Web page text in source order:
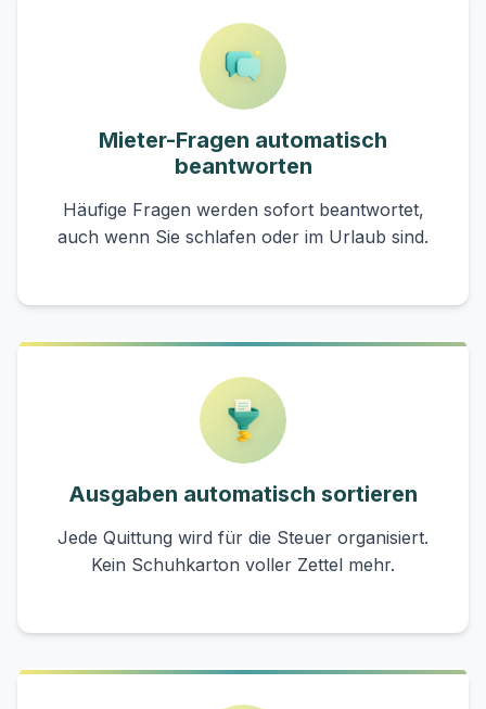
Mieter-Fragen automatisch
beantworten
Häufige Fragen werden sofort beantwortet,
auch wenn Sie schlafen oder im Urlaub sind.
Ausgaben automatisch sortieren
Jede Quittung wird für die Steuer organisiert.
Kein Schuhkarton voller Zettel mehr.